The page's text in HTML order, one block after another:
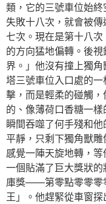
類，它的三號車位始
失敗十八次，就會被
七次。現在是第十八
的方向猛地偏轉。後
界。」他沒有撞上獨
塔三號車位入口處的
擊，而是輕柔的碰觸
的、像薄荷口香糖一
瞬間吞噬了何手殘和
平靜，只剩下獨角獸雕
感覺一陣天旋地轉，
一個貼滿了巨大獎狀
庫獎——第零點零零零
王」。他趕緊從車窗